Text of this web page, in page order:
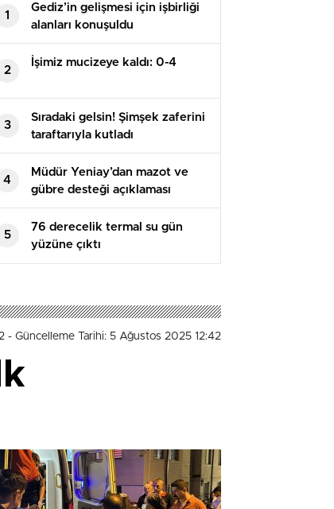
1
Gediz’in gelişmesi için işbirliği
alanları konuşuldu
2
İşimiz mucizeye kaldı: 0-4
3
Sıradaki gelsin! Şimşek zaferini
taraftarıyla kutladı
4
Müdür Yeniay’dan mazot ve
gübre desteği açıklaması
5
76 derecelik termal su gün
yüzüne çıktı
- Güncelleme Tarihi: 5 Ağustos 2025 12:42